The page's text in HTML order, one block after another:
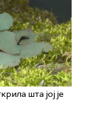
шта јој је